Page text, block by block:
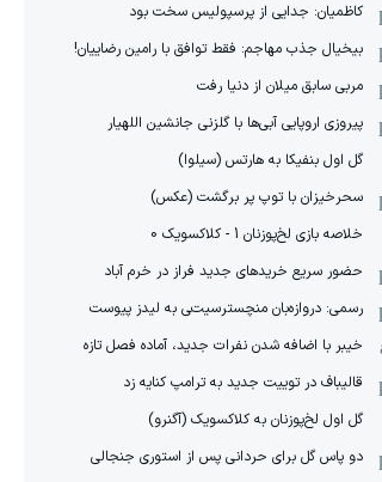
کاظمیان: جدایی از پرسپولیس سخت بود
بیخیال جذب مهاجم: فقط توافق با رامین رضاییان!
مربی سابق میلان از دنیا رفت
پیروزی اروپایی آبی‌ها با گلزنی جانشین اللهیار
گل اول بنفیکا به هارتس (سیلوا)
سحرخیزان با توپ پر برگشت (عکس)
خلاصه بازی لخ‌پوزنان 1 - کلاکسویک 0
حضور سریع خریدهای جدید فراز در خرم آباد
رسمی: دروازه‌بان منچسترسیتی به لیدز پیوست
خیبر با اضافه شدن نفرات جدید، آماده فصل تازه
قالیباف در توییت جدید به ترامپ کنایه زد
گل اول لخ‌پوزنان به کلاکسویک (آگنرو)
دو پاس گل برای حردانی پس از استوری جنجالی